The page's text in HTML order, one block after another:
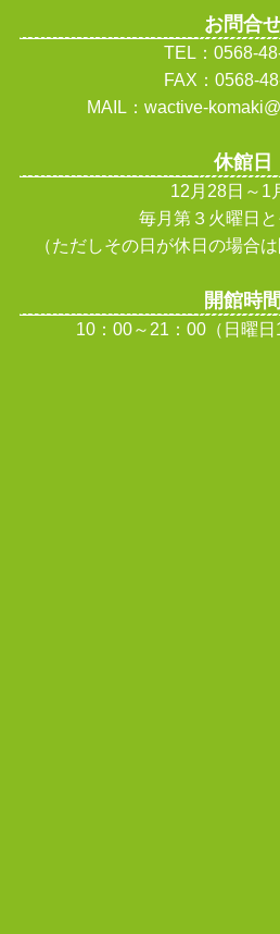
お問合
TEL：0568-
FAX：0568-
MAIL：wactive-
休館日
12月28日～1
毎月第３火曜日
（ただしその日が休日の場合
開館時間
10：00～21：00（日曜日